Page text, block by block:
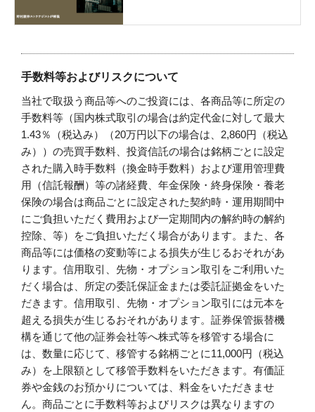
手数料等およびリスクについて
当社で取扱う商品等へのご投資には、各商品等に所定の
手数料等（国内株式取引の場合は約定代金に対して最大
1.43％（税込み）（20万円以下の場合は、2,860円（税込
み））の売買手数料、投資信託の場合は銘柄ごとに設定
された購入時手数料（換金時手数料）および運用管理費
用（信託報酬）等の諸経費、年金保険・終身保険・養老
保険の場合は商品ごとに設定された契約時・運用期間中
にご負担いただく費用および一定期間内の解約時の解約
控除、等）をご負担いただく場合があります。また、各
商品等には価格の変動等による損失が生じるおそれがあ
ります。信用取引、先物・オプション取引をご利用いた
だく場合は、所定の委託保証金または委託証拠金をいた
だきます。信用取引、先物・オプション取引には元本を
超える損失が生じるおそれがあります。証券保管振替機
構を通じて他の証券会社等へ株式等を移管する場合に
は、数量に応じて、移管する銘柄ごとに11,000円（税込
み）を上限額として移管手数料をいただきます。有価証
券や金銭のお預かりについては、料金をいただきませ
ん。商品ごとに手数料等およびリスクは異なりますの